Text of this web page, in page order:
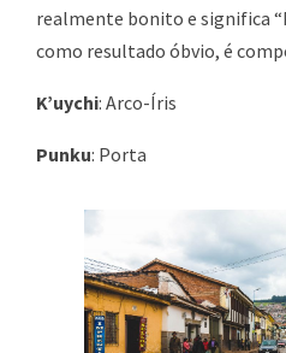
realmente bonito e significa
como resultado óbvio, é
K’uychi: Arco-Íris
Punku: Porta